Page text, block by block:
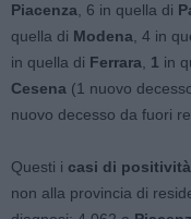
Piacenza , 6 in quella di
quella di Modena , 4 in
in quella di Ferrara 1 in
Cesena (1 nuovo
nuovo decesso da fuori
Questi i casi di
non alla provincia di